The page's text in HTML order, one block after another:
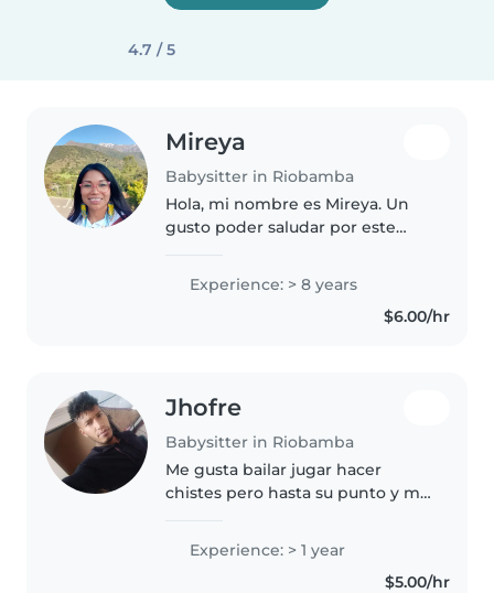
4.7 / 5
Mireya
Babysitter in Riobamba
Hola, mi nombre es Mireya. Un
gusto poder saludar por este
trabajadora y responsable, me
gusta compartir momentos con
Experience: > 8 years
$6.00/hr
Jhofre
Babysitter in Riobamba
Me gusta bailar jugar hacer
chistes pero hasta su punto y me
Experience: > 1 year
$5.00/hr